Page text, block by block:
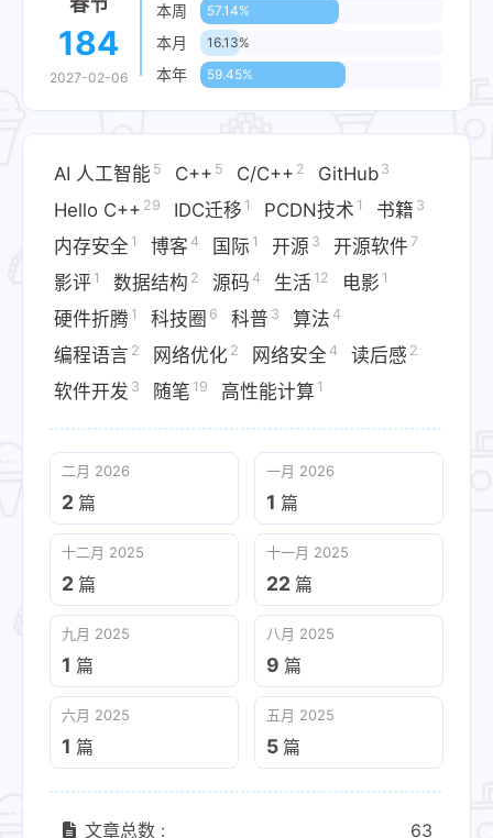
184
2027-02-06
本周 57.14%
本月 16.13%
本年 59.45%
AI 人工智能 5 C++ 5 C/C++ 2 GitHub 3
Hello C++ 29 IDC迁移​ 1 PCDN技术​ 1 书籍 3
内存安全 1 博客 4 国际 1 开源 3 开源软件 7
影评 1 数据结构 2 源码 4 生活 12 电影 1
硬件折腾​ 1 科技圈 6 科普 3 算法 4
编程语言 2 网络优化​ 2 网络安全 4 读后感 2
软件开发 3 随笔 19 高性能计算 1
二月 2026
2 篇
一月 2026
1 篇
十二月 2025
2 篇
十一月 2025
22 篇
九月 2025
1 篇
八月 2025
9 篇
六月 2025
1 篇
五月 2025
5 篇
文章总数 :
63